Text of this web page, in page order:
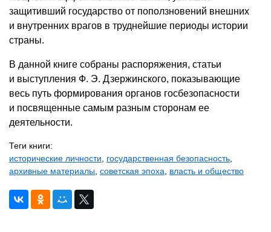
защитивший государство от поползновений внешних
и внутренних врагов в труднейшие периоды истории
страны.
В данной книге собраны распоряжения, статьи
и выступления Ф. Э. Дзержинского, показывающие
весь путь формирования органов госбезопасности
и посвященные самым разным сторонам ее
деятельности.
Теги книги:
исторические личности
государственная безопасность
архивные материалы советская эпоха власть и общество